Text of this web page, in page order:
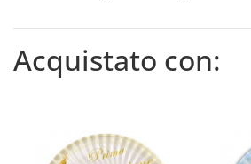
Acquistato con: